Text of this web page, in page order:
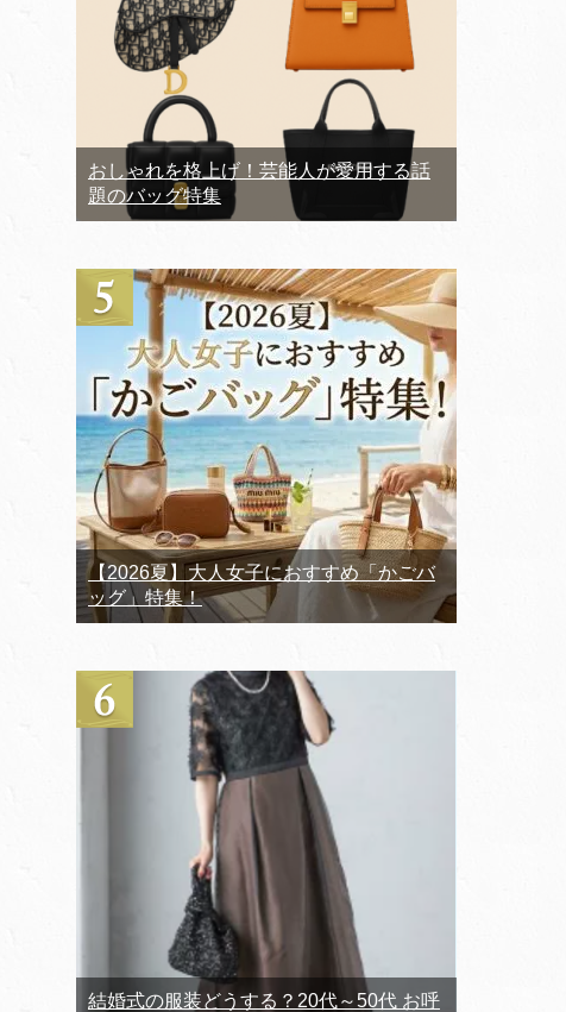
おしゃれを格上げ！芸能人が愛用する話
題のバッグ特集
【2026夏】大人女子におすすめ「かごバ
ッグ」特集！
結婚式の服装どうする？20代～50代 お呼